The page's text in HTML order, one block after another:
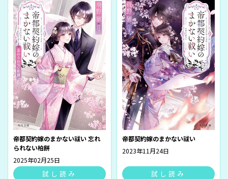
帝都契約嫁のまかない祓い 忘れ
られない柏餅
2025年02月25日
試し読み
帝都契約嫁のまかない祓い
2023年11月24日
試し読み